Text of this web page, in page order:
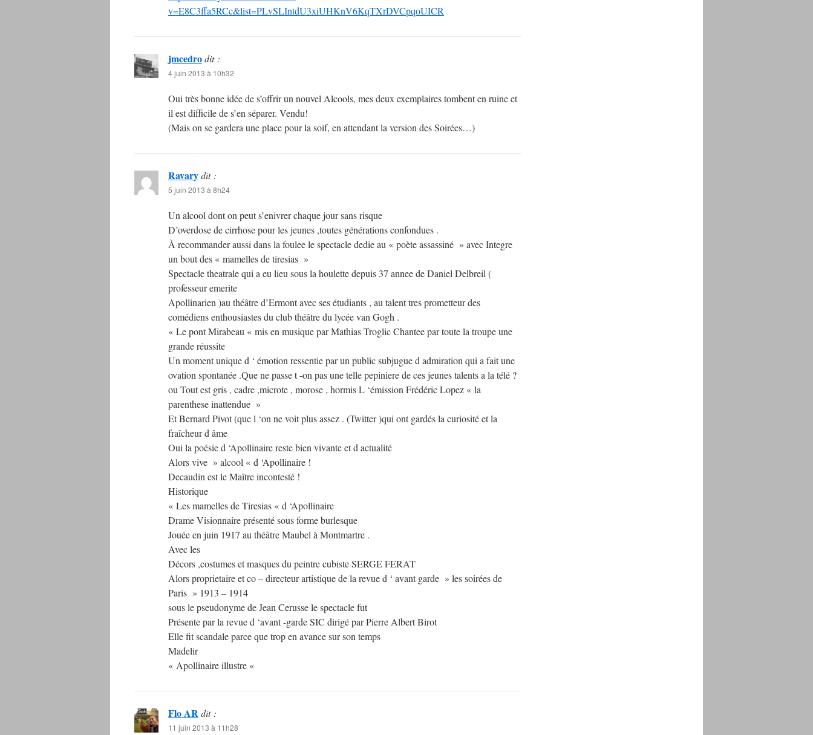
v=E8C3ffa5RCc&list=PLvSLIntdU3xiUHKnV6KqTXrDVCpqoUICR
jmcedrodit :
4 juin 2013 à 10h32
Oui très bonne idée de s’offrir un nouvel Alcools, mes deux exemplaires tombent en ruine et
il est difficile de s’en séparer. Vendu!
(Mais on se gardera une place pour la soif, en attendant la version des Soirées…)
Ravarydit :
5 juin 2013 à 8h24
Un alcool dont on peut s’enivrer chaque jour sans risque
D’overdose de cirrhose pour les jeunes ,toutes générations confondues .
À recommander aussi dans la foulee le spectacle dedie au « poète assassiné » avec Integre
un bout des « mamelles de tiresias »
Spectacle theatrale qui a eu lieu sous la houlette depuis 37 annee de Daniel Delbreil (
professeur emerite
Apollinarien )au théâtre d’Ermont avec ses étudiants , au talent tres prometteur des
comédiens enthousiastes du club théâtre du lycée van Gogh .
« Le pont Mirabeau « mis en musique par Mathias Troglic Chantee par toute la troupe une
grande réussite
Un moment unique d ‘ émotion ressentie par un public subjugue d admiration qui a fait une
ovation spontanée .Que ne passe t -on pas une telle pepiniere de ces jeunes talents a la télé ?
ou Tout est gris , cadre ,microte , morose , hormis L ‘émission Frédéric Lopez « la
parenthese inattendue »
Et Bernard Pivot (que l ‘on ne voit plus assez . (Twitter )qui ont gardés la curiosité et la
fraîcheur d âme
Oui la poésie d ‘Apollinaire reste bien vivante et d actualité
Alors vive » alcool « d ‘Apollinaire !
Decaudin est le Maître incontesté !
Historique
« Les mamelles de Tiresias « d ‘Apollinaire
Drame Visionnaire présenté sous forme burlesque
Jouée en juin 1917 au théâtre Maubel à Montmartre .
Avec les
Décors ,costumes et masques du peintre cubiste SERGE FERAT
Alors proprietaire et co – directeur artistique de la revue d ‘ avant garde » les soirées de
Paris » 1913 – 1914
sous le pseudonyme de Jean Cerusse le spectacle fut
Présente par la revue d ‘avant -garde SIC dirigé par Pierre Albert Birot
Elle fit scandale parce que trop en avance sur son temps
Madelir
« Apollinaire illustre «
Flo ARdit :
11 juin 2013 à 11h28